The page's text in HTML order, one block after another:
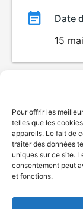
Pour offrir les
telles que les
appareils. Le fait de
traiter des données
uniques sur ce site.
consentement peut
et fonctions.
Date
15
©